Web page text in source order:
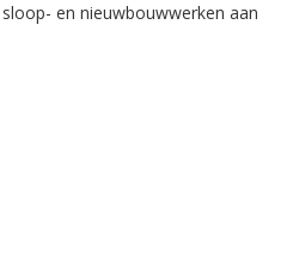
en nieuwbouwwerken aan